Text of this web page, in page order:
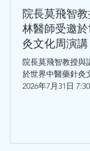
院長莫飛智教
林醫師受邀於
灸文化周演講
院長莫飛智教授與
於世界中醫藥針灸
2026年7月31日
床經驗與體會 講